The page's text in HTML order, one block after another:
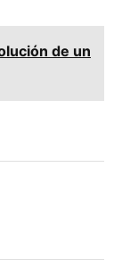
de un